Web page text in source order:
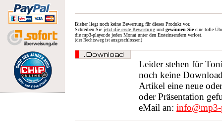
Bisher liegt noch keine Bewertung für dieses Produkt vor.
Schreiben Sie jetzt die erste Bewertung und gewinnen Sieeine tolle
die mp3-player.de jeden Monat unter den Ersteinsendern verlost.
(der Rechtsweg ist ausgeschlossen)
Leider stehen für
noch keine
Artikel eine neue
oder Präsentation
eMail an: info@mp3-